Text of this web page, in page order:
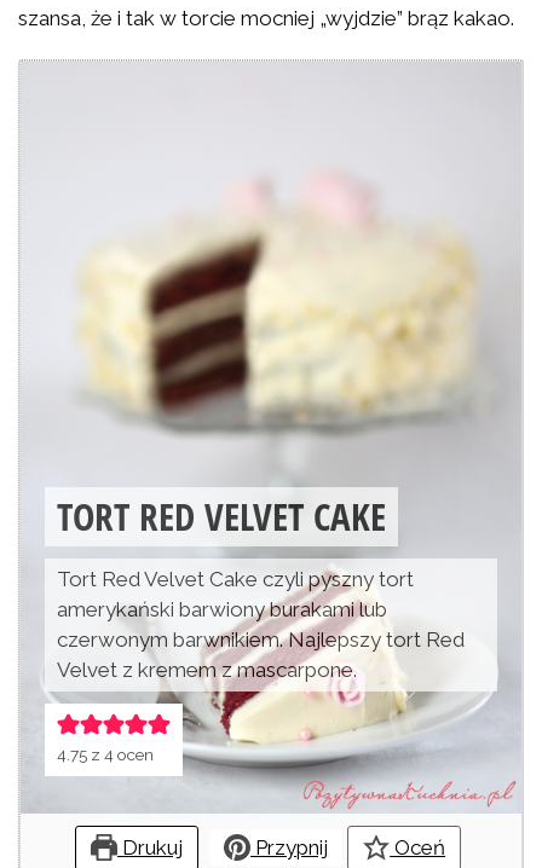
szansa, że i tak w torcie mocniej „wyjdzie” brąz kakao.
TORT RED VELVET CAKE
Tort Red Velvet Cake czyli pyszny tort
amerykański barwiony burakami lub
czerwonym barwnikiem. Najlepszy tort Red
Velvet z kremem z mascarpone.
4.75 z4 ocen
Drukuj Przypnij Oceń